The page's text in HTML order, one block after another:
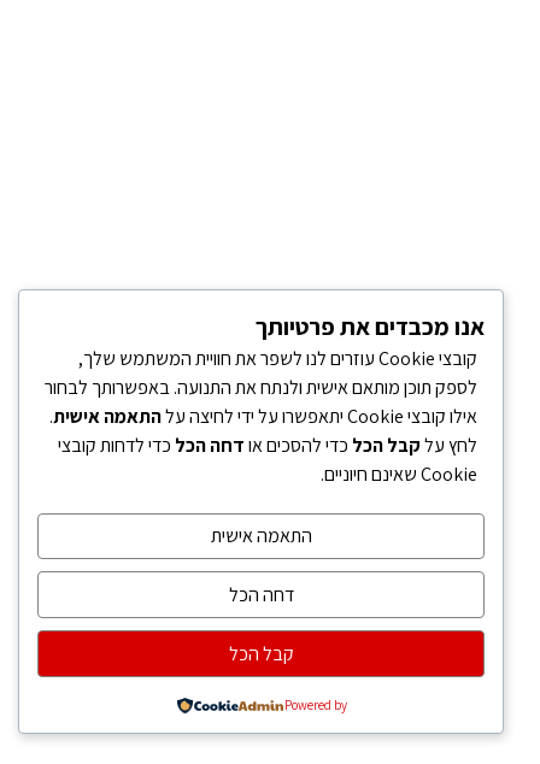
אנו מכבדים את פרטיותך
קובצי Cookie עוזרים לנו לשפר את חוויית המשתמש שלך,
לספק תוכן מותאם אישית ולנתח את התנועה. באפשרותך לבחור
אילו קובצי Cookie יתאפשרו על ידי לחיצה על
התאמה אישית.
לחץ עלקבל הכל כדי להסכים אודחה הכל כדי לדחות קובצי
Cookie שאינם חיוניים.
התאמה אישית
דחה הכל
קבל הכל
Powered by